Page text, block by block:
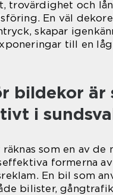
trovärdighet och
En väl
skapar
till en
bildekor är
i
som en av de
formerna av
En bil som
bilister,